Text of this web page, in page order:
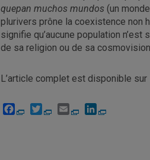
quepan muchos mundos (un
plurivers prône la coexistence non
signifie qu’aucune population
de sa religion ou de sa
L’article complet est disponible sur
FacebookTwitter Email LinkedIn